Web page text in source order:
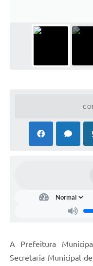
A Prefeitura
Secretaria Municipal